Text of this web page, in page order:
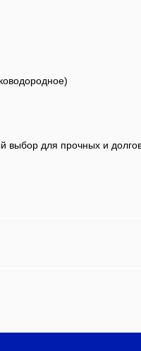
выбор для прочных и